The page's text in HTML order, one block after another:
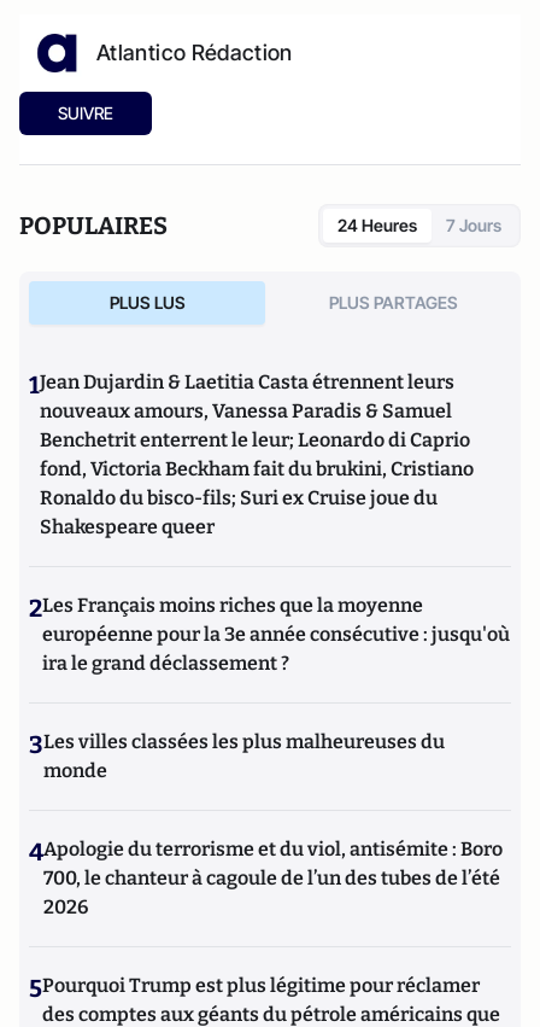
Atlantico Rédaction
SUIVRE
POPULAIRES 24 Heures 7 Jours
PLUS LUS PLUS PARTAGES
1Jean Dujardin & Laetitia Casta étrennent leurs
nouveaux amours, Vanessa Paradis & Samuel
Benchetrit enterrent le leur; Leonardo di Caprio
fond, Victoria Beckham fait du brukini, Cristiano
Ronaldo du bisco-fils; Suri ex Cruise joue du
Shakespeare queer
2Les Français moins riches que la moyenne
européenne pour la 3e année consécutive : jusqu'où
ira le grand déclassement ?
3Les villes classées les plus malheureuses du
monde
4Apologie du terrorisme et du viol, antisémite : Boro
700, le chanteur à cagoule de l’un des tubes de l’été
2026
5Pourquoi Trump est plus légitime pour réclamer
des comptes aux géants du pétrole américains que